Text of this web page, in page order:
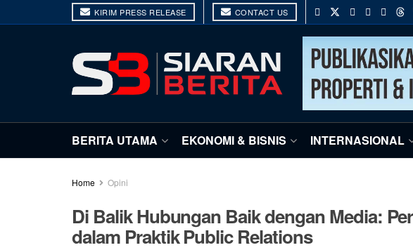
KIRIM PRESS RELEASE CONTACT US
BERITA UTAMA EKONOMI & BISNIS INTERNASIONAL
Home Opini
Di Balik Hubungan Baik dengan Media:
dalam Praktik Public Relations